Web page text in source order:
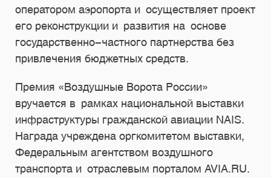
оператором аэропорта и осуществляет проект
его реконструкции и развития на основе
государственно-частного партнерства без
привлечения бюджетных средств.
Премия «Воздушные Ворота России»
вручается в рамках национальной выставки
инфраструктуры гражданской авиации NAIS.
Награда учреждена оргкомитетом выставки,
Федеральным агентством воздушного
транспорта и отраслевым порталом AVIA.RU.